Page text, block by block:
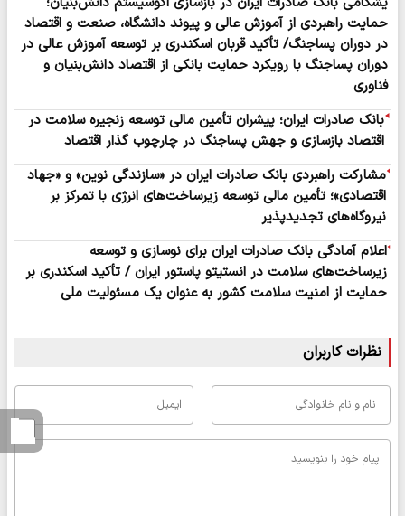
حمایت راهبردی از آموزش عالی و پیوند دانشگاه، صنعت و اقتصاد
در دوران پساجنگ/ تأکید قربان اسکندری بر توسعه آموزش عالی در
دوران پساجنگ با رویکرد حمایت بانکی از اقتصاد دانش‌بنیان و
فناوری​
بانک صادرات ایران؛ پیشران تأمین مالی توسعه زنجیره سلامت در
اقتصاد بازسازی و جهش پساجنگ ​در چارچوب گذار اقتصاد
مشارکت راهبردی بانک صادرات ایران در «سازندگی نوین» و «جهاد
اقتصادی»؛ تأمین مالی توسعه زیرساخت‌های انرژی با تمرکز بر
نیروگاه‌های تجدیدپذیر​
اعلام آمادگی بانک صادرات ایران برای نوسازی و توسعه
زیرساخت‌های سلامت در انستیتو پاستور ایران / تأکید اسکندری بر
حمایت از امنیت سلامت کشور به عنوان یک مسئولیت ملی​
نظرات کاربران